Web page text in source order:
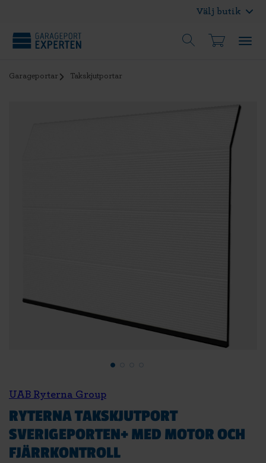
Välj butik
Garageportar Takskjutportar
UAB Ryterna Group
RYTERNA TAKSKJUTPORT
SVERIGEPORTEN+ MED MOTOR OCH
FJÄRRKONTROLL